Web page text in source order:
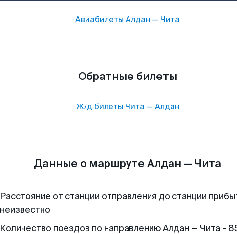
Авиабилеты Алдан — Чита
Обратные билеты
Ж/д билеты Чита — Алдан
Данные о маршруте Алдан — Чита
Расстояние от станции отправления до станции
неизвестно
Количество поездов по направлению Алдан — Чита -